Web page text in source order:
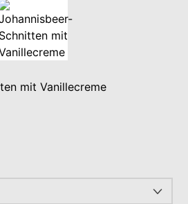
mit Vanillecreme